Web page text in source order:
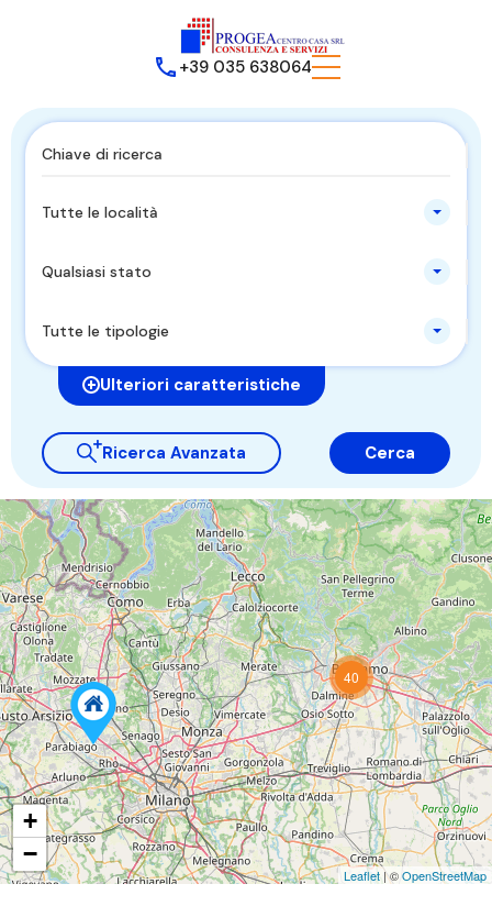
+39 035 638064
Tutte le località
Qualsiasi stato
Tutte le tipologie
Ulteriori caratteristiche
Ricerca Avanzata Cerca
40
+
−
Leaflet| ©OpenStreetMap